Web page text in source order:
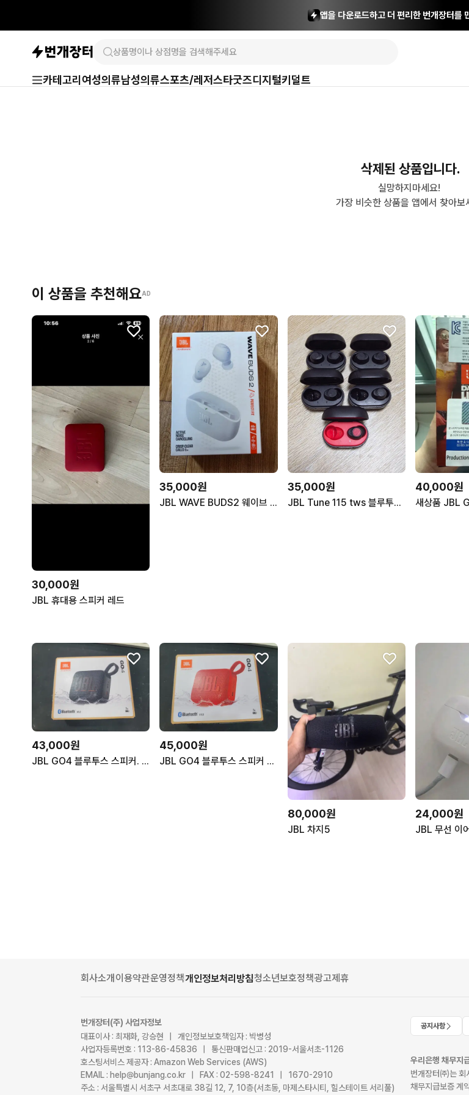
앱을 다운로드하고 더 편리한 번개장터를
카테고리 여성의류남성의류스포츠/레저스타굿즈디지털키덜트
삭제된 상품입니다.
실망하지마세요!
가장 비슷한 상품을 앱에서 찾아보
이 상품을 추천해요AD
30,000원
JBL 휴대용 스피커 레드
35,000원
JBL WAVE BUDS2 웨이브 버즈 2 화이트 블루투스 무선 이어폰
35,000원
JBL Tune 115 tws 블루투스 무선 이어폰 유닛, 본체, 풀셋
40,000원
43,000원
JBL GO4 블루투스 스피커. 미개봉 새상품
45,000원
JBL GO4 블루투스 스피커 레드. 미개봉 새상품
80,000원
JBL 차지5
24,000원
JBL 무선 이
회사소개 이용약관운영정책개인정보처리방침청소년보호정책광고제휴
번개장터(주) 사업자정보
대표이사 : 최재화, 강승현 | 개인정보보호책임자 : 박병성
사업자등록번호 : 113-86-45836 | 통신판매업신고 : 2019-서울서초-1126
호스팅서비스 제공자 : Amazon Web Services (AWS)
EMAIL : help@bunjang.co.kr | FAX : 02-598-8241 | 1670-2910
주소 : 서울특별시 서초구 서초대로 38길 12, 7, 10층(서초동, 마제스타시티, 힐스테이트 서리풀)
공지사항
우리은행 채무지
번개장터㈜는 회
채무지급보증 계